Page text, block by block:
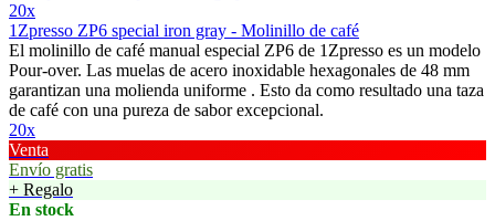
20x
1Zpresso ZP6 special iron gray - Molinillo de café
El molinillo de café manual especial ZP6 de 1Zpresso es un modelo
Pour-over. Las muelas de acero inoxidable hexagonales de 48 mm
garantizan una molienda uniforme . Esto da como resultado una taza
de café con una pureza de sabor excepcional.
20x
Venta
Envío gratis
+ Regalo
En stock